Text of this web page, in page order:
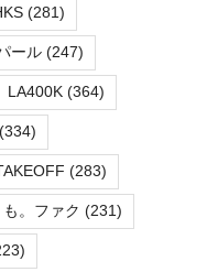
(281)
ール (247)
LA400K (364)
(334)
(283)
も。ファク (231)